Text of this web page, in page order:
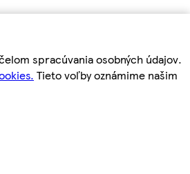
spracúvania osobných údajov.
Tieto voľby oznámime našim